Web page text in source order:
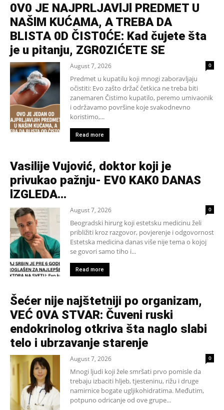
0V0 JE NAJPRLJAVlJl PREDMET U
NAŠlM KUĆAMA, A TREBA DA
BLISTA 0D ČIST0ĆE: Kad čujete šta
je u pitanju, ZGR0ZIĆETE SE
August 7, 2026 0
Predmet u kupatilu koji mnogi zaboravljaju
očistiti: Evo zašto držač četkica ne treba biti
zanemaren Čistimo kupatilo, peremo umivaonik
i održavamo površine koje svakodnevno
koristimo,...
Read more
Vasilije Vujović, doktor koji je
privukao pažnju- EV0 KAK0 DANAS
lZGLEDA…
August 7, 2026 0
Beogradski hirurg koji estetsku medicinu želi
približiti kroz razgovor, povjerenje i odgovornost
Estetska medicina danas više nije tema o kojoj
se govori samo tiho i...
Read more
Šećer nije najštetniji po organizam,
VEĆ 0VA STVAR: Čuveni ruski
endokrinolog otkriva šta naglo slabi
telo i ubrzavanje starenje
August 7, 2026 0
Mnogi ljudi koji žele smršati prvo pomisle da
trebaju izbaciti hljeb, tjesteninu, rižu i druge
namirnice bogate ugljikohidratima. Međutim,
potpuno odricanje od ove grupe...